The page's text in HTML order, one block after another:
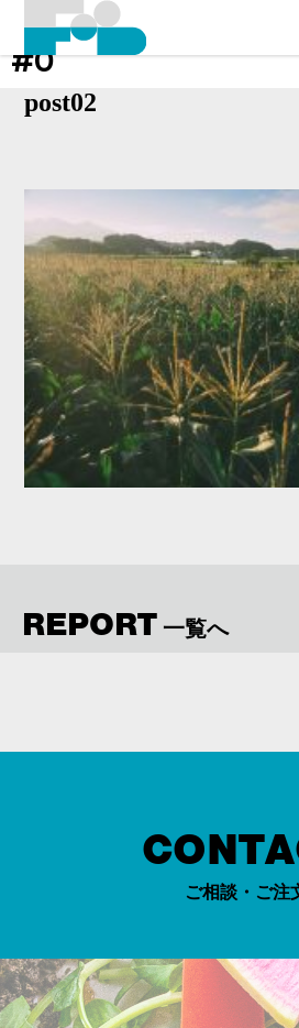
#0
post02
REPORT 一覧へ
ご相談・ご注